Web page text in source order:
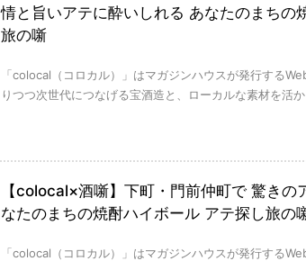
情と旨いアテに酔いしれる あなたのまちの
旅の噺
「colocal（コロカル）」はマガジンハウスが発行する
りつつ次世代につなげる宝酒造と、ローカルな素材を活
【colocal×酒噺】下町・門前仲町で 驚きの
なたのまちの焼酎ハイボール アテ探し旅の
「colocal（コロカル）」はマガジンハウスが発行する